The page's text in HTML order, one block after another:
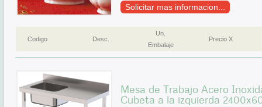
Solicitar mas informacion...
Codigo Desc.
Un.
Embalaje
Precio X
Mesa de Trabajo Acero
Cubeta a la izquierda